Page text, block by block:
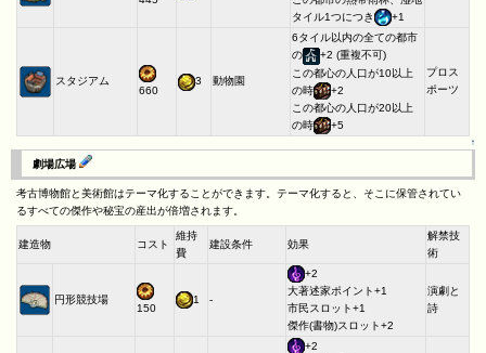
タイル1つにつき
+1
スタジアム
660
3 動物園
6タイル以内の全ての都市
の
+2 (重複不可)
この都心の人口が10以上
の時
+2
この都心の人口が20以上
の時
+5
プロス
ポーツ
↑
劇場広場
考古博物館と美術館はテーマ化することができます。テーマ化すると、そこに保管されてい
るすべての傑作や秘宝の産出が倍増されます。
建造物 コスト
維持
費
建設条件 効果
解禁技
術
円形競技場
150
1 -
+2
大著述家ポイント+1
市民スロット+1
傑作(書物)スロット+2
演劇と
詩
+2